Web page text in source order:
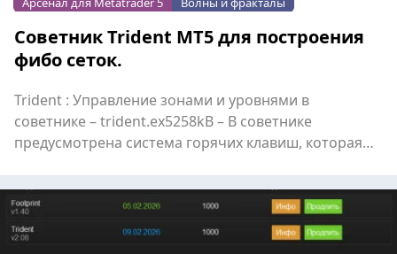
Советник Trident MT5 для построения
фибо сеток.
Trident : Управление зонами и уровнями в
советнике – trident.ex5258kB – В советнике
предусмотрена система горячих клавиш, которая